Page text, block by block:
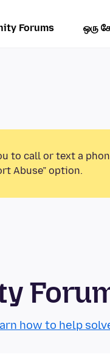
Forums ஒரு
to call or text a
Abuse” option.
how to help